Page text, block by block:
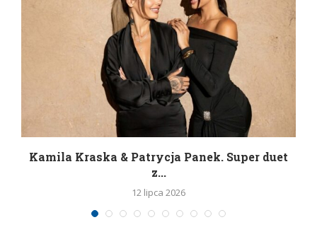
Kamila Kraska & Patrycja Panek. Super duet
z...
12 lipca 2026